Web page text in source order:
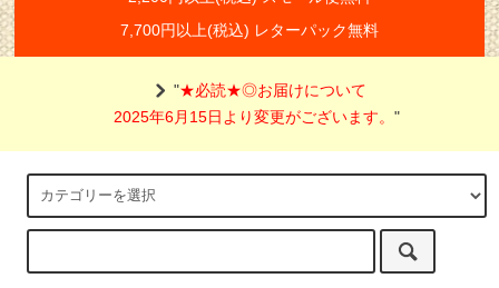
7,700円以上(税込) レターパック無料
"★必読★◎お届けについて
2025年6月15日より変更がございます。"